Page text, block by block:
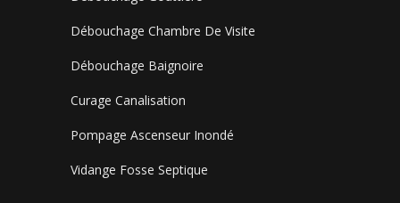
Débouchage Chambre De Visite
Débouchage Baignoire
Curage Canalisation
Pompage Ascenseur Inondé
Vidange Fosse Septique